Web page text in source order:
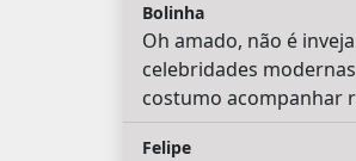
Bolinha
Oh amado, não é
celebridades
costumo acompanhar
Felipe